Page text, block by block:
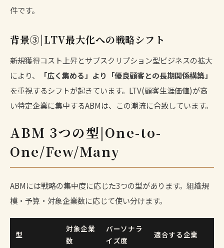
件です。
背景③|LTV最大化への戦略シフト
新規獲得コスト上昇とサブスクリプション型ビジネスの拡大
により、
「広く集める」より「優良顧客との長期関係構築」
を重視するシフトが起きています。LTV(顧客生涯価値)が高
い特定企業に集中するABMは、この潮流に合致しています。
ABM 3つの型|One-to-
One/Few/Many
ABMには戦略の集中度に応じた3つの型があります。組織規
模・予算・対象企業数に応じて使い分けます。
型
対象企業
数
パーソナラ
イズ度
適合する企業